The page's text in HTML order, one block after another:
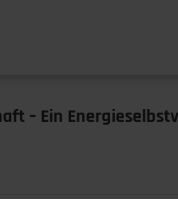
– Ein